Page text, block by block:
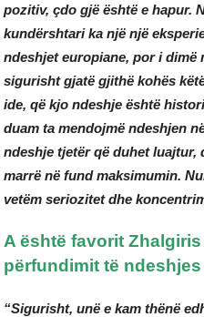
pozitiv, çdo gjë është e hapur.
kundërshtari ka një një
ndeshjet europiane, por i dimë
sigurisht gjatë gjithë kohës
ide, që kjo ndeshje është
duam ta mendojmë ndeshjen
ndeshje tjetër që duhet
marrë në fund maksimumin.
vetëm seriozitet dhe
A është favorit
përfundimit të
“Sigurisht, unë e kam thënë